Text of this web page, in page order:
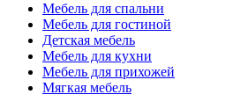
Мебель для спальни
Мебель для гостиной
Детская мебель
Мебель для кухни
Мебель для прихожей
Мягкая мебель